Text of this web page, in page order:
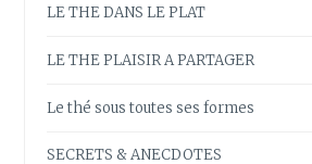
LE THE DANS LE PLAT
LE THE PLAISIR A PARTAGER
Le thé sous toutes ses formes
SECRETS & ANECDOTES